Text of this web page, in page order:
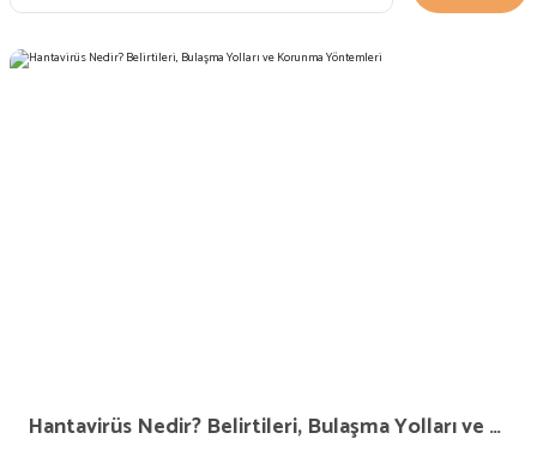
Hantavirüs Nedir? Belirtileri, Bulaşma Yolları ve Korunma Yöntemleri